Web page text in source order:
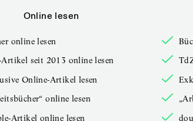
Online lesen
online lesen
seit 2013 online lesen
Online-Artikel lesen
online lesen
Artikel online lesen